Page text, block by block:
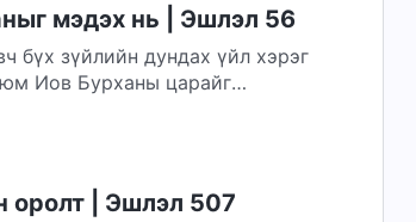
мэдэх нь | Эшлэл 56
бүх зүйлийн дундах үйл хэрэг
юм Иов Бурханы царайг
оролт | Эшлэл 507